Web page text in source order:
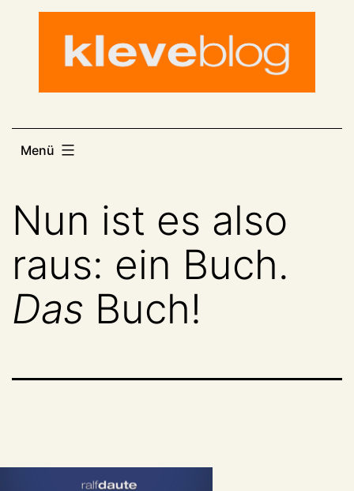
Menü
Nun ist es also
raus: ein Buch.
Das Buch!